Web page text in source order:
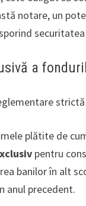
notare, un
a
plătite de
pentru
banilor în alt
anul precedent.